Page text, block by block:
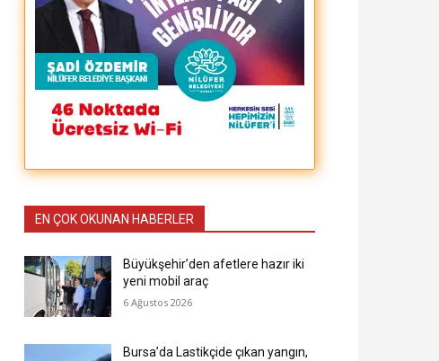
EN ÇOK OKUNAN HABERLER
Büyükşehir’den afetlere hazır iki
yeni mobil araç
6 Ağustos 2026
Bursa’da Lastikçide çıkan yangın,